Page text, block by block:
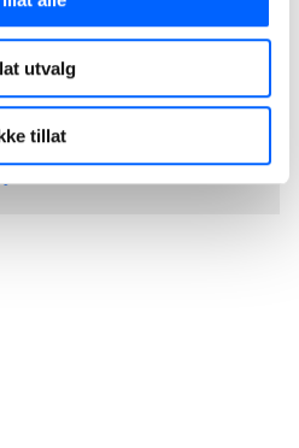
utvalg
tillat
AS
MNOK